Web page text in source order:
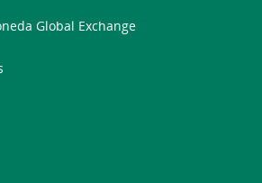
Global Exchange